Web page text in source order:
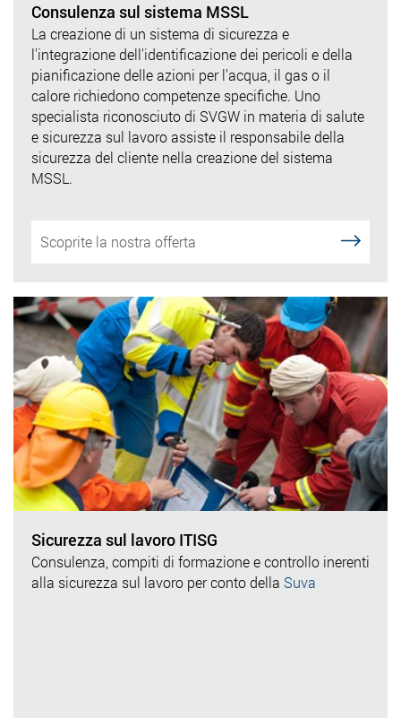
Consulenza sul sistema MSSL
La creazione di un sistema di sicurezza e
l'integrazione dell'identificazione dei pericoli e della
pianificazione delle azioni per l'acqua, il gas o il
calore richiedono competenze specifiche. Uno
specialista riconosciuto di SVGW in materia di salute
e sicurezza sul lavoro assiste il responsabile della
sicurezza del cliente nella creazione del sistema
MSSL.
Scoprite la nostra offerta
Sicurezza sul lavoro ITISG
Consulenza, compiti di formazione e controllo inerenti
alla sicurezza sul lavoro per conto della Suva